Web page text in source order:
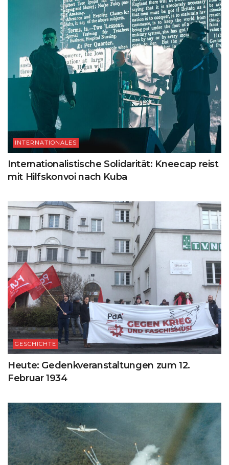
INTERNATIONALES
Internationalistische Solidarität: Kneecap reist
mit Hilfskonvoi nach Kuba
GESCHICHTE
Heute: Gedenkveranstaltungen zum 12.
Februar 1934